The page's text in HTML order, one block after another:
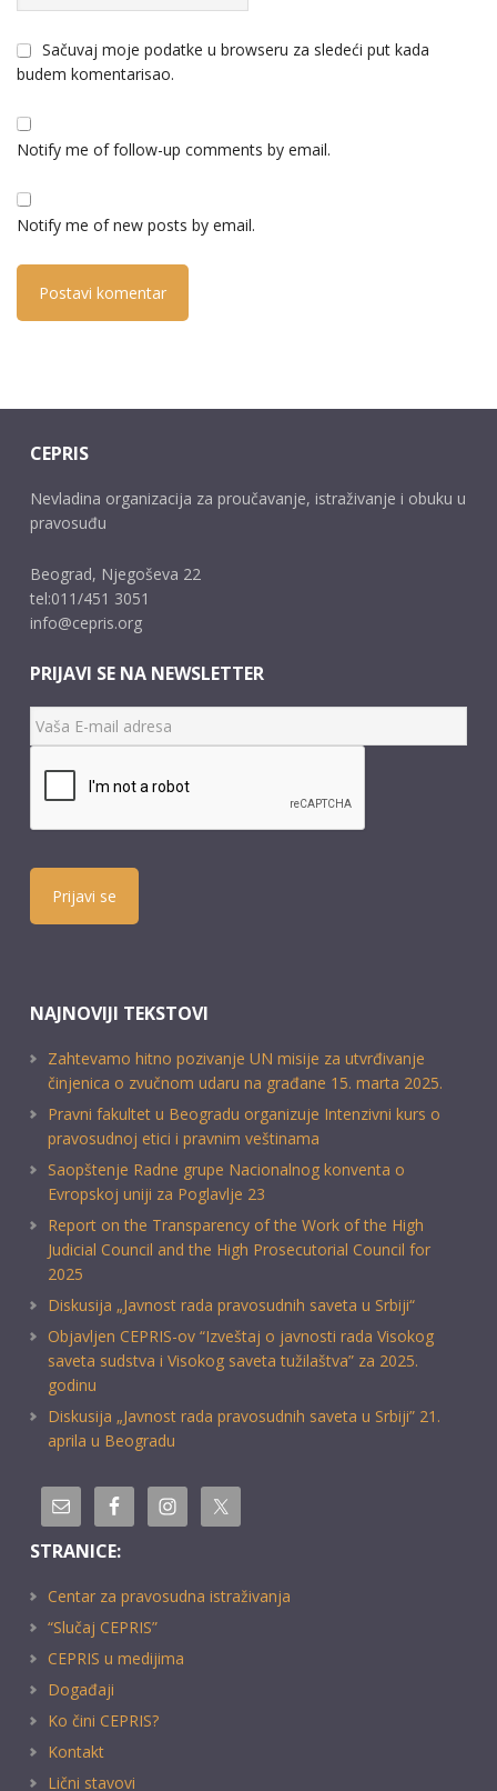
Sačuvaj moje podatke u browseru za sledeći put kada
budem komentarisao.
Notify me of follow-up comments by email.
Notify me of new posts by email.
CEPRIS
Nevladina organizacija za proučavanje, istraživanje i obuku u
pravosuđu
Beograd, Njegoševa 22
tel:011/451 3051
info@cepris.org
PRIJAVI SE NA NEWSLETTER
Prijavi se
NAJNOVIJI TEKSTOVI
Zahtevamo hitno pozivanje UN misije za utvrđivanje
činjenica o zvučnom udaru na građane 15. marta 2025.
Pravni fakultet u Beogradu organizuje Intenzivni kurs o
pravosudnoj etici i pravnim veštinama
Saopštenje Radne grupe Nacionalnog konventa o
Evropskoj uniji za Poglavlje 23
Report on the Transparency of the Work of the High
Judicial Council and the High Prosecutorial Council for
2025
Diskusija „Javnost rada pravosudnih saveta u Srbiji“
Objavljen CEPRIS-ov “Izveštaj o javnosti rada Visokog
saveta sudstva i Visokog saveta tužilaštva” za 2025.
godinu
Diskusija „Javnost rada pravosudnih saveta u Srbiji” 21.
aprila u Beogradu
STRANICE:
Centar za pravosudna istraživanja
“Slučaj CEPRIS”
CEPRIS u medijima
Događaji
Ko čini CEPRIS?
Kontakt
Lični stavovi